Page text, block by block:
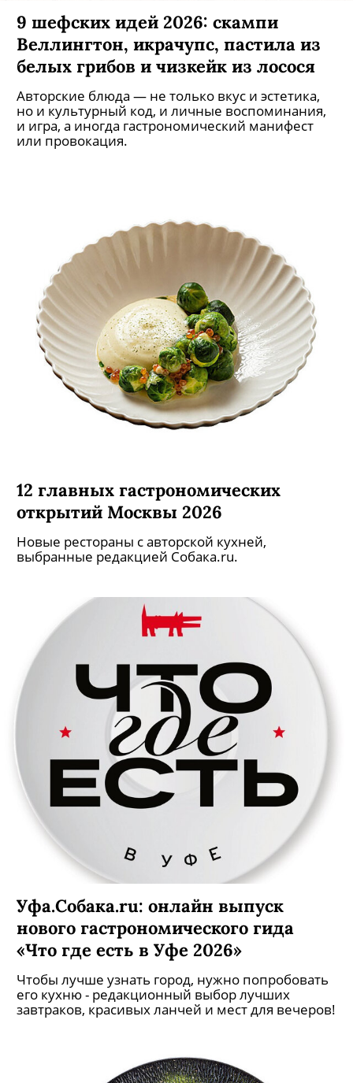
9 шефских идей 2026: скампи
Веллингтон, икрачупс, пастила из
белых грибов и чизкейк из лосося
Авторские блюда — не только вкус и эстетика,
но и культурный код, и личные воспоминания,
и игра, а иногда гастрономический манифест
или провокация.
12 главных гастрономических
открытий Москвы 2026
Новые рестораны с авторской кухней,
выбранные редакцией Собака.ru.
Уфа.Собака.ru: онлайн выпуск
нового гастрономического гида
«Что где есть в Уфе 2026»
Чтобы лучше узнать город, нужно попробовать
его кухню - редакционный выбор лучших
завтраков, красивых ланчей и мест для вечеров!